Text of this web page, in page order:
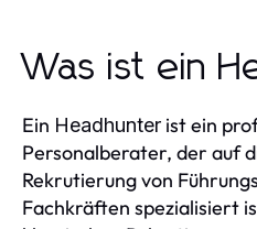
Was ist ein
Ein Headhunter ist ein
Personalberater, der auf
Rekrutierung von
Fachkräften spezialisiert